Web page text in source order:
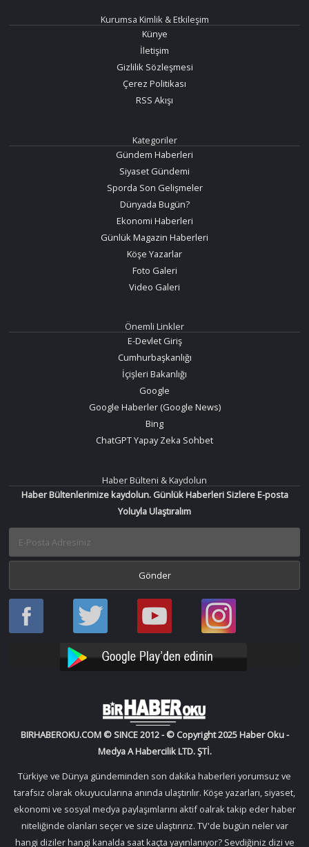
Kurumsa Kimlik & Etkileşim
Künye
İletişim
Gizlilik Sözleşmesi
Çerez Politikası
RSS Akışı
Kategoriler
Gündem Haberleri
Siyaset Gündemi
Sporda Son Gelişmeler
Dünyada Bugün?
Ekonomi Haberleri
Günlük Magazin Haberleri
Köşe Yazarlar
Foto Galeri
Video Galeri
Önemli Linkler
E-Devlet Giriş
Cumhurbaşkanlığı
İçişleri Bakanlığı
Google
Google Haberler (Google News)
Bing
ChatGPT Yapay Zeka Sohbet
Haber Bülteni & Kaydolun
Haber Bültenlerimize kaydolun. Günlük Haberleri Sizlere E-posta
Yoluyla Ulaştıralım
Haber
Oku
Haber
Oku
Bir
Haber
YouTube
Bir
Haber
Instagram
BIRHABEROKU.COM © SINCE 2012 - © Copyright 2025 Haber Oku -
Medya A Habercilik LTD. ŞTİ.
Türkiye ve Dünya gündeminden son dakika haberleri yorumsuz ve
tarafsız olarak okuyucularına anında ulaştırılır. Köşe yazarları, siyaset,
ekonomi ve sosyal medya paylaşımlarını aktif oalrak takip eder haber
niteliğinde olanları seçer ve size ulaştırırız. TV'de bugün neler var
hangi diziler hangi kanalda saat kaçta yayınlanıyor? Sevdiğiniz dizi ve